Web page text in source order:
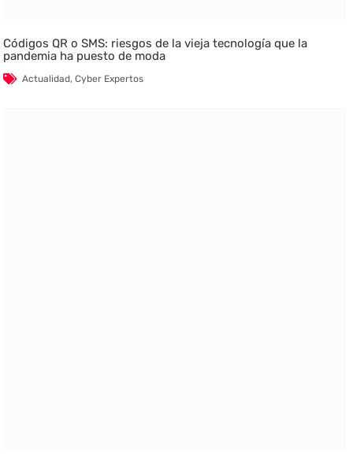
Códigos QR o SMS: riesgos de la vieja tecnología que la
pandemia ha puesto de moda
Actualidad,Cyber Expertos